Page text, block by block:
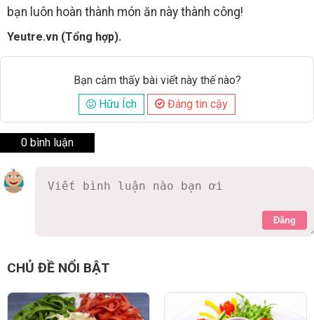
bạn luôn hoàn thành món ăn này thành công!
Yeutre.vn (Tổng hợp).
Bạn cảm thấy bài viết này thế nào?
Hữu Ích
Đáng tin cậy
0 bình luận
Đăng
CHỦ ĐỀ NỔI BẬT